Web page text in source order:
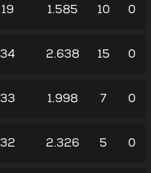
19 1.585 10 0
34 2.638 15 0
33 1.998 7 0
32 2.326 5 0